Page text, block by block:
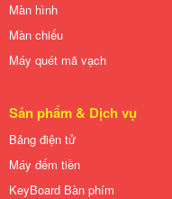
Màn hình
Màn chiếu
Máy quét mã vạch
Sản phẩm & Dịch vụ
Bảng điện tử
Máy đếm tiền
KeyBoard Bàn phím